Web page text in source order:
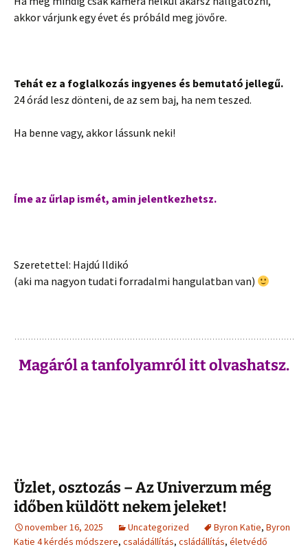
akkor várjunk egy évet és próbáld meg jövőre.
Tehát ez a foglalkozás ingyenes és bemutató jellegű.
24 órád lesz dönteni, de az sem baj, ha nem teszed.
Ha benne vagy, akkor lássunk neki!
Íme az űrlap ismét, amin jelentkezhetsz.
Szeretettel: Hajdú Ildikó
(aki ma nagyon tudati forradalmi hangulatban van)
Magáról a tanfolyamról itt olvashatsz.
Üzlet, osztozás – Az Univerzum még
időben küldött nekem jeleket!
november 16, 2025 Uncategorized Byron Katie, Byron
Katie 4 kérdés módszere, családállítás, csládállítás, életvédő